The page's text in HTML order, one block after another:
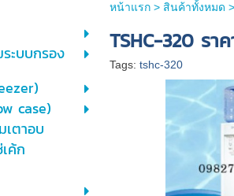
ะบบกรอง
case)
เตาอบ
ค้ก
หน้าแรก> สินค้าทั้งหมด
TSHC-320 ร
Tags:tshc-320